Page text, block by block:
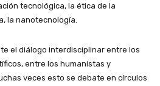
tecnológica, la ética de la
la nanotecnología.
el diálogo interdisciplinar entre los
entre los humanistas y
veces esto se debate en círculos